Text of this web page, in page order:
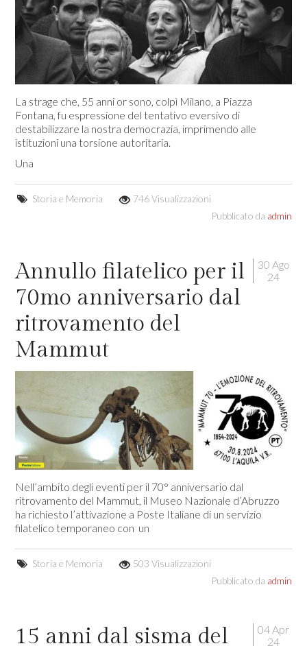
La strage che, 55 anni or sono, colpì Milano, a Piazza
Fontana, fu espressione del tentativo eversivo di
destabilizzare la nostra democrazia, imprimendo alle
istituzioni una torsione autoritaria.
Una
Storia e Memoria
746 Visualizzazioni
Pubblicato da admin
30 Ago
24
Annullo filatelico per il
70mo anniversario dal
ritrovamento del
Mammut
Nell’ambito degli eventi per il 70° anniversario dal
ritrovamento del Mammut, il Museo Nazionale d’Abruzzo
ha richiesto l’attivazione a Poste Italiane di un servizio
filatelico temporaneo con un
Storia e Memoria
503 Visualizzazioni
Pubblicato da admin
04 Apr
24
15 anni dal sisma del